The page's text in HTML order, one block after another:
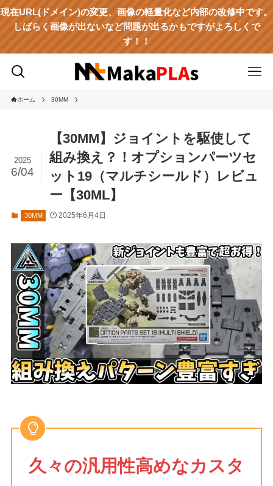
現在URL(ドメイン)の変更、画像の軽量化など内部の改修中です。
しばらく画像が出ないなど問題が出るかもですがよろしくで
す！！
ホーム 30MM
【30MM】ジョイントを駆使して
組み換え？！オプションパーツセ
ット19（マルチシールド）レビュ
ー【30ML】
2025
6/04
30MM 2025年6月4日
久々の汎用性高めなカスタ